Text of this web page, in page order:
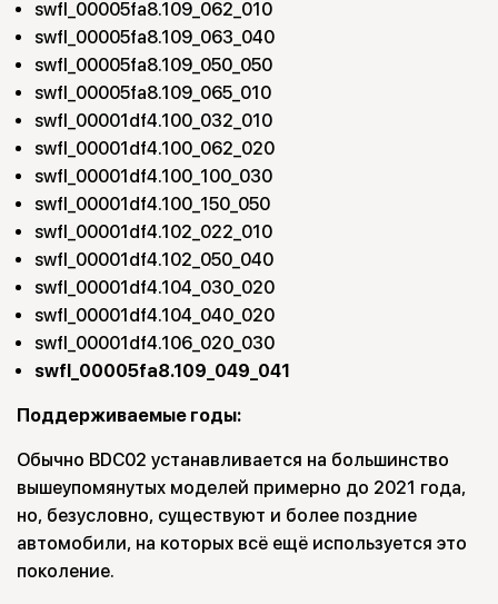
swfl_00005fa8.109_062_010
swfl_00005fa8.109_063_040
swfl_00005fa8.109_050_050
swfl_00005fa8.109_065_010
swfl_00001df4.100_032_010
swfl_00001df4.100_062_020
swfl_00001df4.100_100_030
swfl_00001df4.100_150_050
swfl_00001df4.102_022_010
swfl_00001df4.102_050_040
swfl_00001df4.104_030_020
swfl_00001df4.104_040_020
swfl_00001df4.106_020_030
swfl_00005fa8.109_049_041
Поддерживаемые годы:
Обычно BDC02 устанавливается на большинство
вышеупомянутых моделей примерно до 2021 года,
но, безусловно, существуют и более поздние
автомобили, на которых всё ещё используется это
поколение.